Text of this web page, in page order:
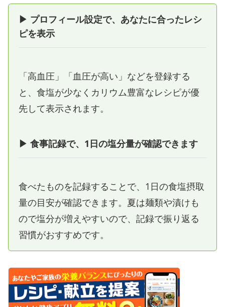
▶ プロフィール設定で、あなたに合ったレシ
ピを表示
「高血圧」「血圧が高い」などを登録する
と、食塩が少なくカリウム豊富なレシピが優
先して表示されます。
▶ 食事記録で、1日の塩分量が確認できます
食べたものを記録することで、1日の食塩摂取
量の目安が確認できます。夏は麺類や漬けも
ので塩分が増えやすいので、記録で振り返る
習慣がおすすめです。